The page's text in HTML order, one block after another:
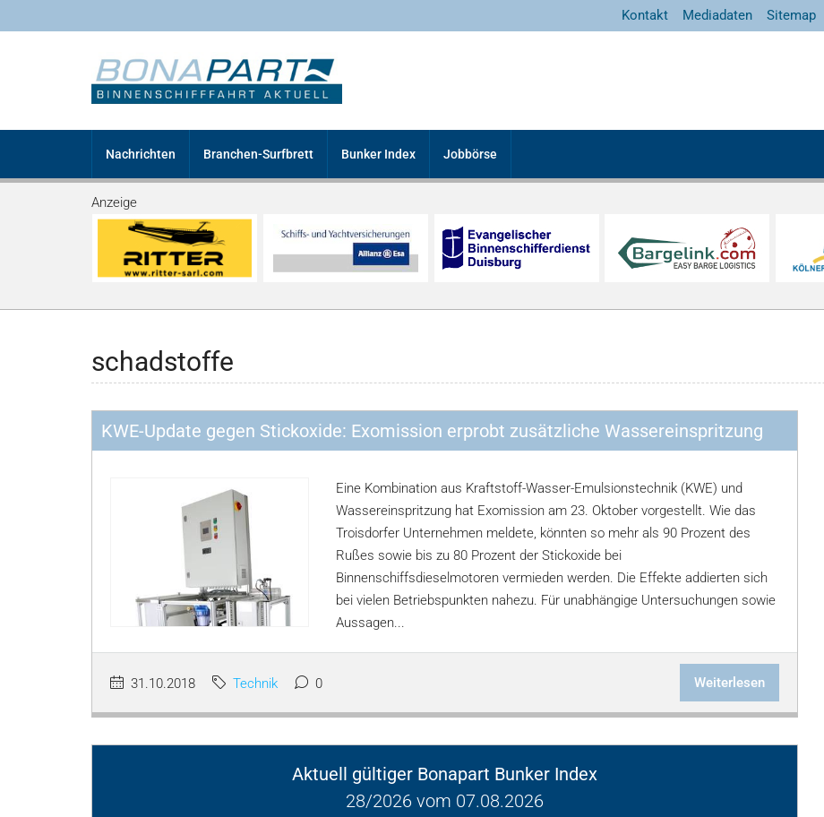
Kontakt Mediadaten Sitemap
Nachrichten Branchen-Surfbrett Bunker Index Jobbörse
Anzeige
schadstoffe
KWE-Update gegen Stickoxide: Exomission erprobt zusätzliche Wassereinspritzung
Eine Kombination aus Kraftstoff-Wasser-Emulsionstechnik (KWE) und
Wassereinspritzung hat Exomission am 23. Oktober vorgestellt. Wie das
Troisdorfer Unternehmen meldete, könnten so mehr als 90 Prozent des
Rußes sowie bis zu 80 Prozent der Stickoxide bei
Binnenschiffsdieselmotoren vermieden werden. Die Effekte addierten sich
bei vielen Betriebspunkten nahezu. Für unabhängige Untersuchungen sowie
Aussagen...
31.10.2018 Technik 0 Weiterlesen
Aktuell gültiger Bonapart Bunker Index
28/2026 vom 07.08.2026